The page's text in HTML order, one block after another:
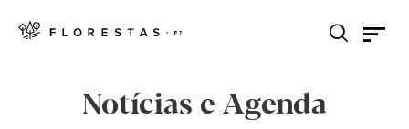
Notícias e Agenda